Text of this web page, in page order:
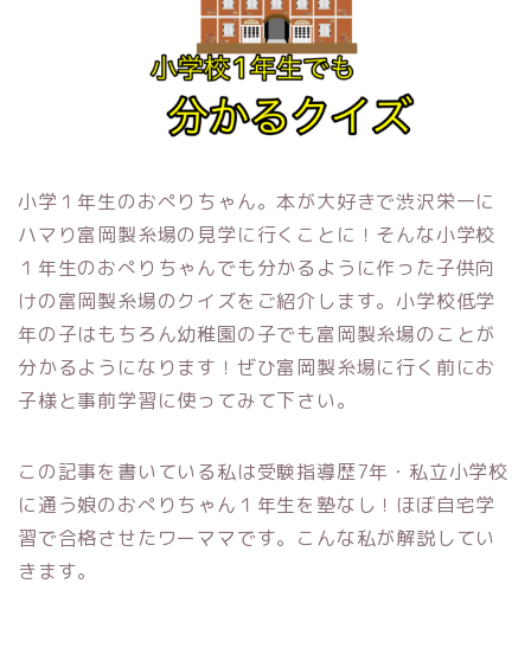
小学１年生のおぺりちゃん。本が大好きで渋沢栄一に
ハマり富岡製糸場の見学に行くことに！そんな小学校
１年生のおぺりちゃんでも分かるように作った子供向
けの富岡製糸場のクイズをご紹介します。小学校低学
年の子はもちろん幼稚園の子でも富岡製糸場のことが
分かるようになります！ぜひ富岡製糸場に行く前にお
子様と事前学習に使ってみて下さい。
この記事を書いている私は受験指導歴7年・私立小学校
に通う娘のおぺりちゃん１年生を塾なし！ほぼ自宅学
習で合格させたワーママです。こんな私が解説してい
きます。